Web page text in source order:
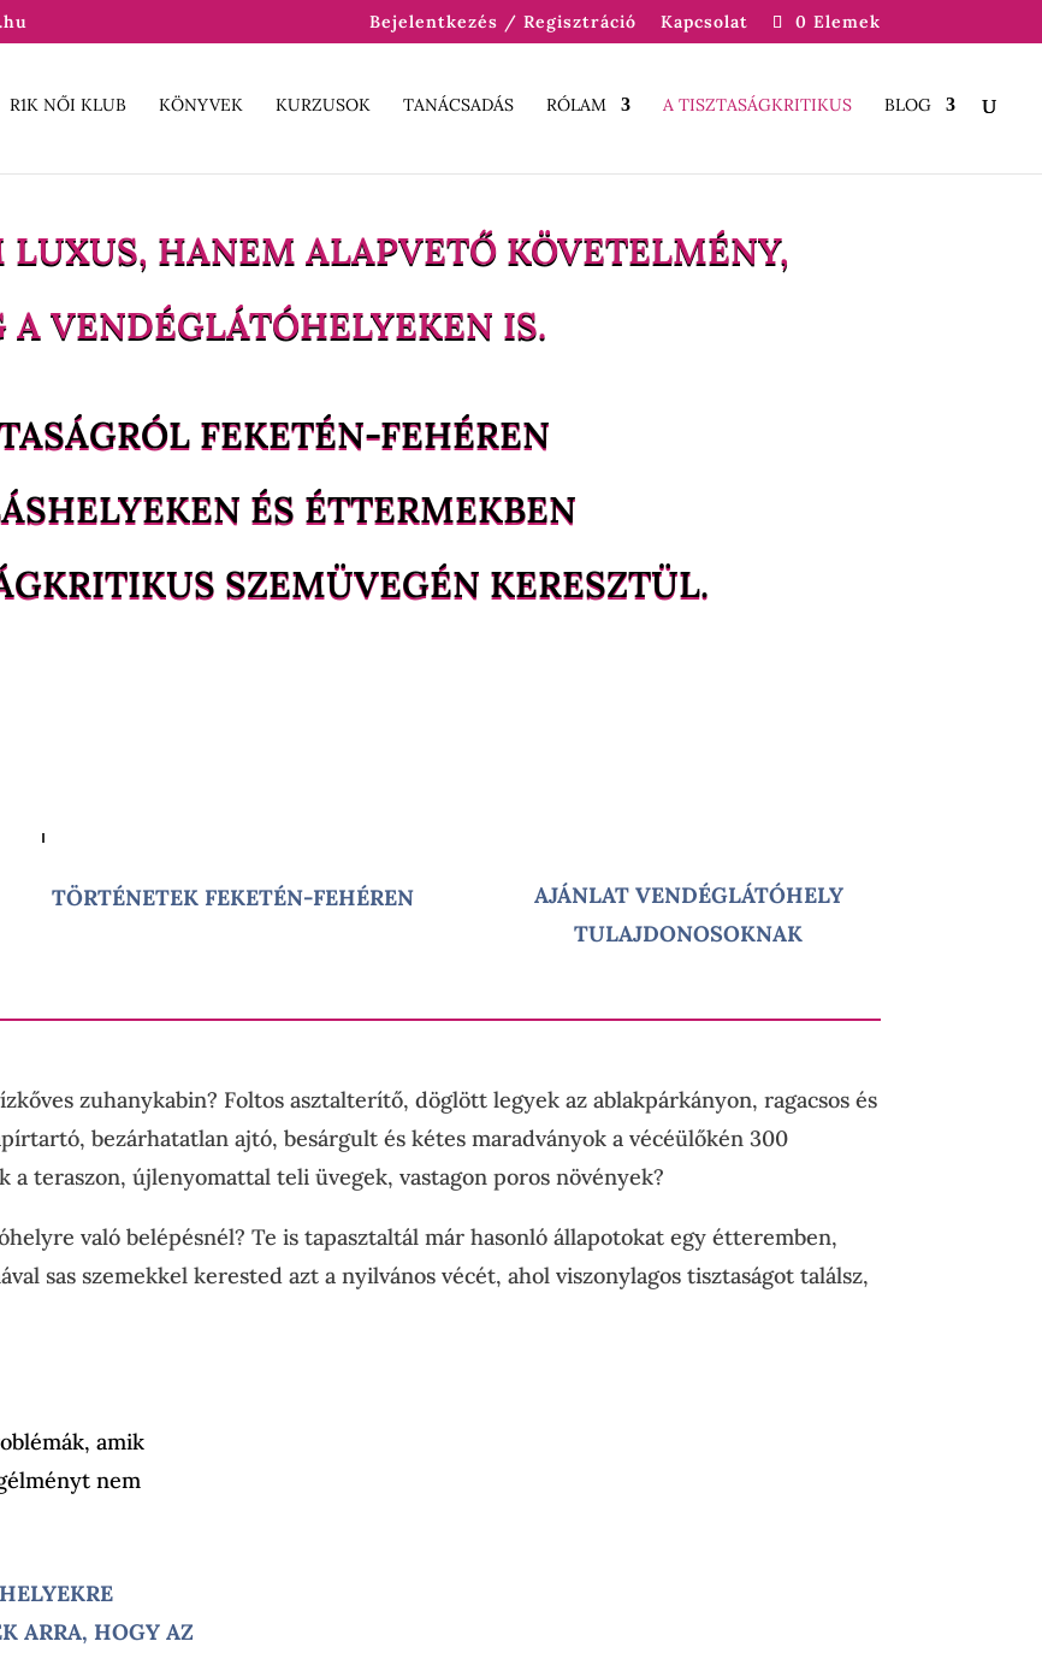
Bejelentkezés / Regisztráció Kapcsolat 0 Elemek
R1K NŐI KLUB KÖNYVEK KURZUSOK TANÁCSADÁS RÓLAM A TISZTASÁGKRITIKUS BLOG
LUXUS, HANEM ALAPVETŐ KÖVETELMÉNY,
A VENDÉGLÁTÓHELYEKEN IS.
FEKETÉN-FEHÉREN
ÉS ÉTTERMEKBEN
SZEMÜVEGÉN KERESZTÜL.
TÖRTÉNETEK FEKETÉN-FEHÉREN
AJÁNLAT VENDÉGLÁTÓHELY
TULAJDONOSOKNAK
zuhanykabin? Foltos asztalterítő, döglött legyek az ablakpárkányon, ragacsos és
bezárhatatlan ajtó, besárgult és kétes maradványok a vécéülőkén 300
a teraszon, újlenyomattal teli üvegek, vastagon poros növények?
való belépésnél? Te is tapasztaltál már hasonló állapotokat egy étteremben,
sas szemekkel kerested azt a nyilvános vécét, ahol viszonylagos tisztaságot találsz,
amik
nem
ARRA, HOGY AZ